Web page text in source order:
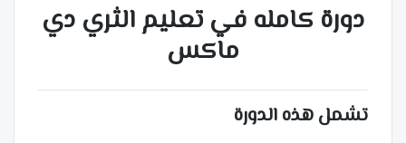
دورة كامله في تعليم الثري دي
ماكس
تشمل هذه الدورة